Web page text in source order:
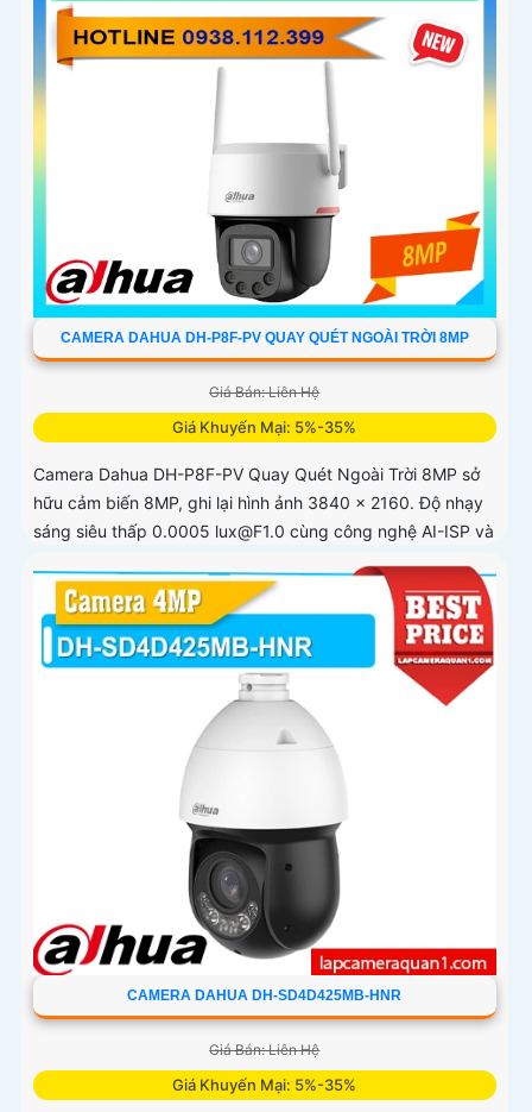
CAMERA DAHUA DH-P8F-PV QUAY QUÉT NGOÀI TRỜI 8MP
Giá Bán: Liên Hệ
Giá Khuyến Mại: 5%-35%
Camera Dahua DH-P8F-PV Quay Quét Ngoài Trời 8MP sở
hữu cảm biến 8MP, ghi lại hình ảnh 3840 × 2160. Độ nhạy
sáng siêu thấp 0.0005 lux@F1.0 cùng công nghệ AI-ISP và
CAMERA DAHUA DH-SD4D425MB-HNR
Giá Bán: Liên Hệ
Giá Khuyến Mại: 5%-35%